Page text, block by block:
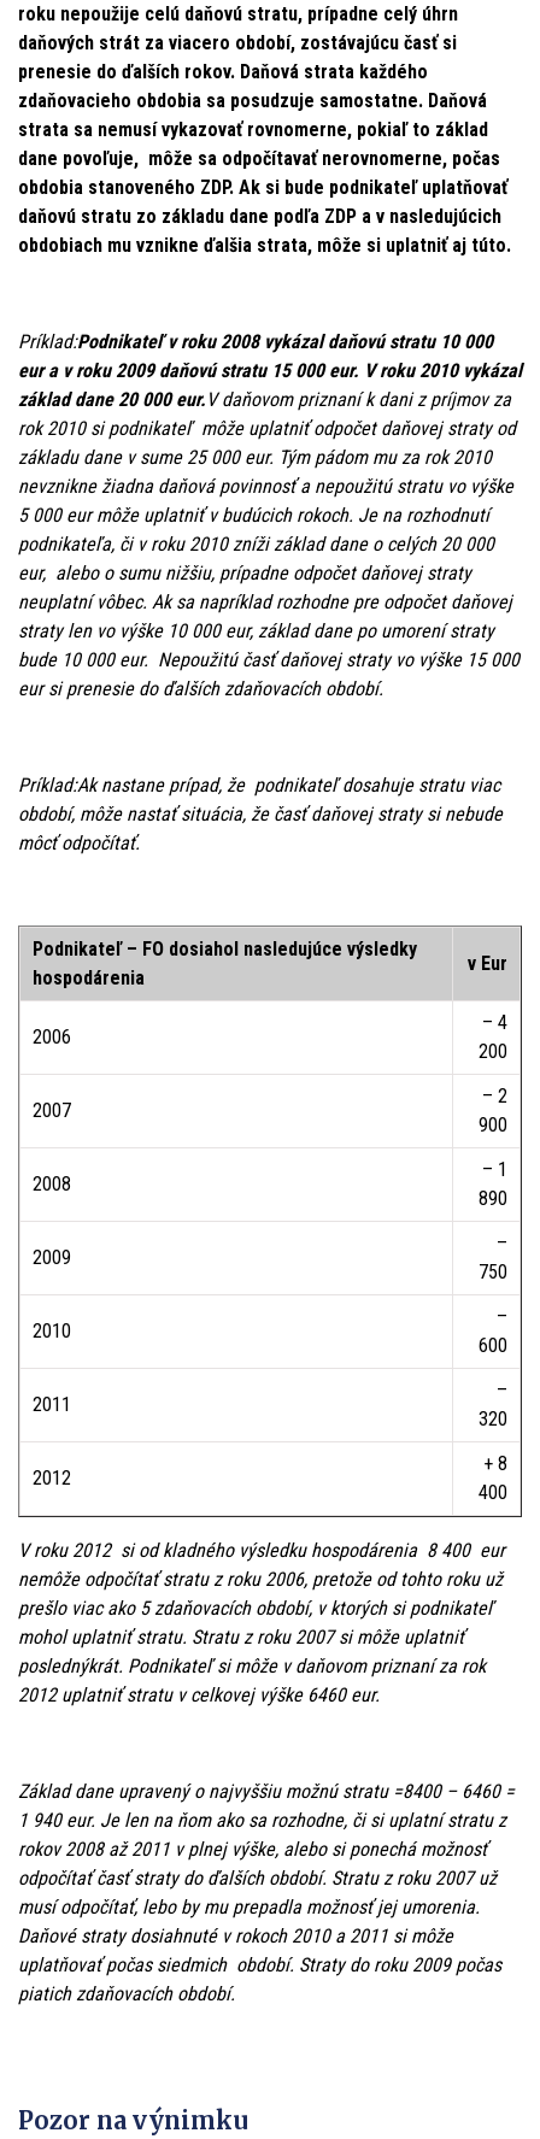
roku nepoužije celú daňovú stratu, prípadne celý úhrn
daňových strát za viacero období, zostávajúcu časť si
prenesie do ďalších rokov. Daňová strata každého
zdaňovacieho obdobia sa posudzuje samostatne. Daňová
strata sa nemusí vykazovať rovnomerne, pokiaľ to základ
dane povoľuje, môže sa odpočítavať nerovnomerne, počas
obdobia stanoveného ZDP. Ak si bude podnikateľ uplatňovať
daňovú stratu zo základu dane podľa ZDP a v nasledujúcich
obdobiach mu vznikne ďalšia strata, môže si uplatniť aj túto.
Príklad:Podnikateľ v roku 2008 vykázal daňovú stratu 10 000
eur a v roku 2009 daňovú stratu 15 000 eur. V roku 2010 vykázal
základ dane 20 000 eur. V daňovom priznaní k dani z príjmov za
rok 2010 si podnikateľ môže uplatniť odpočet daňovej straty od
základu dane v sume 25 000 eur. Tým pádom mu za rok 2010
nevznikne žiadna daňová povinnosť a nepoužitú stratu vo výške
5 000 eur môže uplatniť v budúcich rokoch. Je na rozhodnutí
podnikateľa, či v roku 2010 zníži základ dane o celých 20 000
eur, alebo o sumu nižšiu, prípadne odpočet daňovej straty
neuplatní vôbec. Ak sa napríklad rozhodne pre odpočet daňovej
straty len vo výške 10 000 eur, základ dane po umorení straty
bude 10 000 eur. Nepoužitú časť daňovej straty vo výške 15 000
eur si prenesie do ďalších zdaňovacích období.
Príklad:Ak nastane prípad, že podnikateľ dosahuje stratu viac
období, môže nastať situácia, že časť daňovej straty si nebude
môcť odpočítať.
Podnikateľ – FO dosiahol nasledujúce výsledky
hospodárenia
v Eur
2006
– 4
200
2007
– 2
900
2008
– 1
890
2009
–
750
2010
–
600
2011
–
320
2012
+ 8
400
V roku 2012 si od kladného výsledku hospodárenia 8 400 eur
nemôže odpočítať stratu z roku 2006, pretože od tohto roku už
prešlo viac ako 5 zdaňovacích období, v ktorých si podnikateľ
mohol uplatniť stratu. Stratu z roku 2007 si môže uplatniť
poslednýkrát. Podnikateľ si môže v daňovom priznaní za rok
2012 uplatniť stratu v celkovej výške 6460 eur.
Základ dane upravený o najvyššiu možnú stratu =8400 – 6460 =
1 940 eur. Je len na ňom ako sa rozhodne, či si uplatní stratu z
rokov 2008 až 2011 v plnej výške, alebo si ponechá možnosť
odpočítať časť straty do ďalších období. Stratu z roku 2007 už
musí odpočítať, lebo by mu prepadla možnosť jej umorenia.
Daňové straty dosiahnuté v rokoch 2010 a 2011 si môže
uplatňovať počas siedmich období. Straty do roku 2009 počas
piatich zdaňovacích období.
Pozor na výnimku